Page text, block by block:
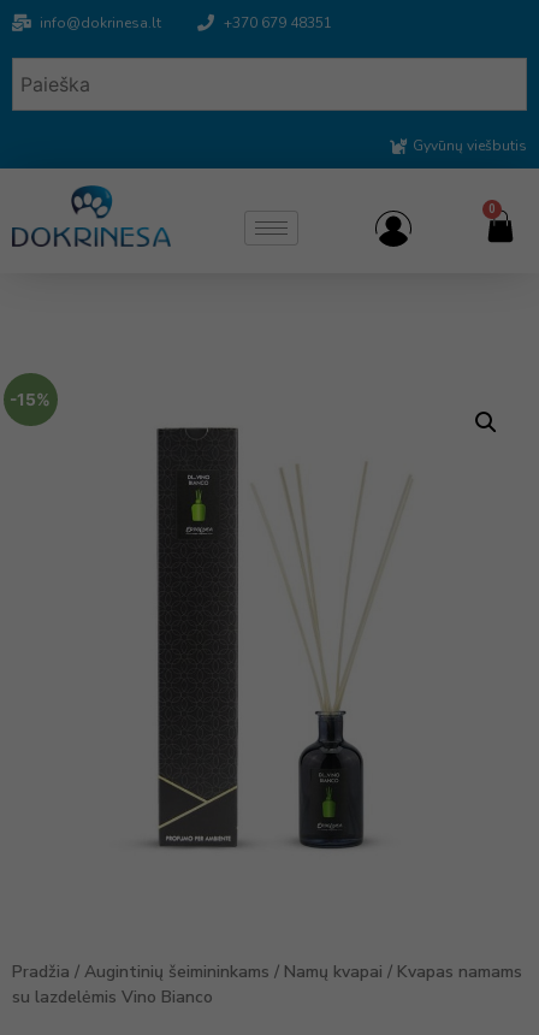
info@dokrinesa.lt +370 679 48351
Gyvūnų viešbutis
0
-15%
Pradžia / Augintinių šeimininkams / Namų kvapai / Kvapas namams
su lazdelėmis Vino Bianco